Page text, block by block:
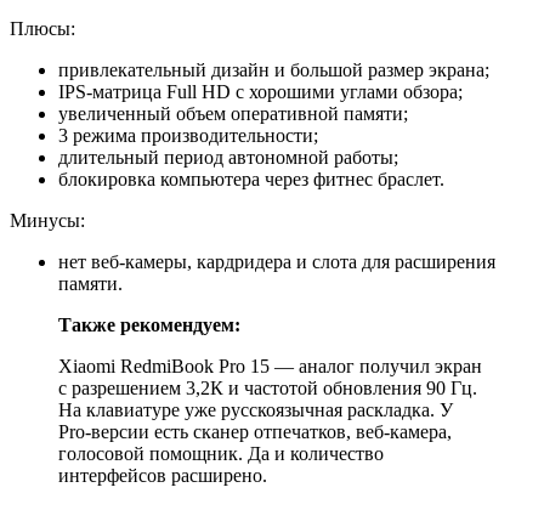
Плюсы:
привлекательный дизайн и большой размер экрана;
IPS-матрица Full HD с хорошими углами обзора;
увеличенный объем оперативной памяти;
3 режима производительности;
длительный период автономной работы;
блокировка компьютера через фитнес браслет.
Минусы:
нет веб-камеры, кардридера и слота для расширения
памяти.
Также рекомендуем:
Xiaomi RedmiBook Pro 15 — аналог получил экран
с разрешением 3,2К и частотой обновления 90 Гц.
На клавиатуре уже русскоязычная раскладка. У
Pro-версии есть сканер отпечатков, веб-камера,
голосовой помощник. Да и количество
интерфейсов расширено.